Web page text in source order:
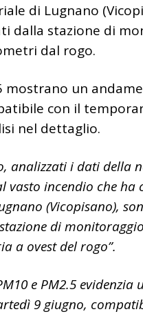
di Lugnano
dalla stazione di
dal rogo.
mostrano un
con il
nel dettaglio.
analizzati i dati della
vasto incendio che
(Vicopisano),
di
a ovest del rogo”.
e PM2.5
9 giugno,